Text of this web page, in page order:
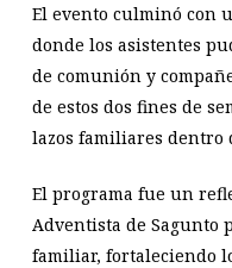
El evento culminó con
donde los asistentes
de comunión y
de estos dos fines de
lazos familiares dentro
El programa fue un
Adventista de Sagunto
familiar, fortaleciendo